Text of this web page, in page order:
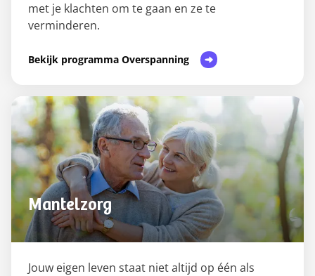
met je klachten om te gaan en ze te
verminderen.
Bekijk programma Overspanning
Mantelzorg
Jouw eigen leven staat niet altijd op één als